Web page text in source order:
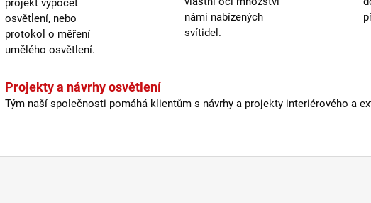
osvětlení, nebo
protokol o měření
umělého osvětlení.
námi nabízených
svítidel.
Projekty a návrhy osvětlení
Tým naší společnosti pomáhá klientům s návrhy a projekty interiérového a